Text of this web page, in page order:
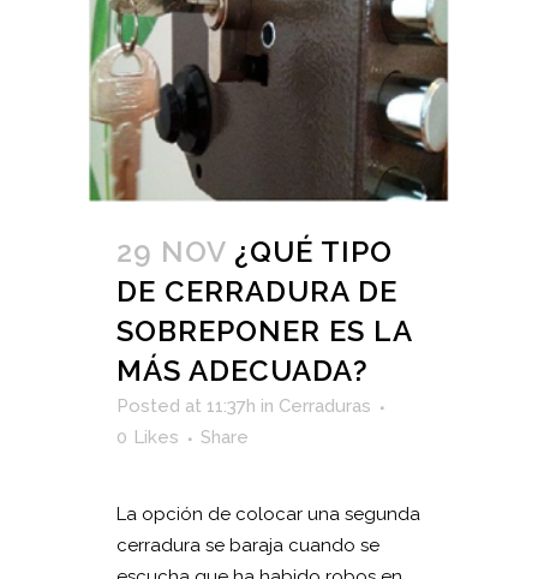
29 NOV ¿QUÉ TIPO
DE CERRADURA DE
SOBREPONER ES LA
MÁS ADECUADA?
Posted at 11:37h in Cerraduras
0 Likes Share
La opción de colocar una segunda
cerradura se baraja cuando se